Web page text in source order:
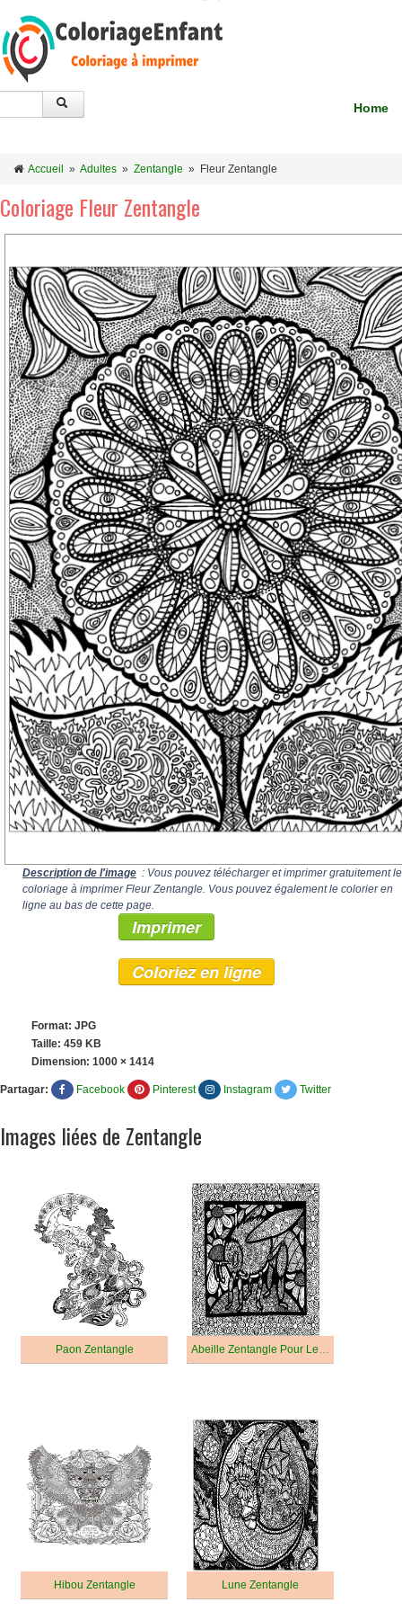
Home
Accueil » Adultes » Zentangle » Fleur Zentangle
Coloriage Fleur Zentangle
Description de l'image : Vous pouvez télécharger et imprimer gratuitement le
coloriage à imprimer Fleur Zentangle. Vous pouvez également le colorier en
ligne au bas de cette page.
Imprimer
Coloriez en ligne
Format: JPG
Taille: 459 KB
Dimension: 1000 × 1414
Partagar: Facebook Pinterest Instagram Twitter
Images liées de Zentangle
Paon Zentangle Abeille Zentangle Pour Les Enfants
Hibou Zentangle Lune Zentangle